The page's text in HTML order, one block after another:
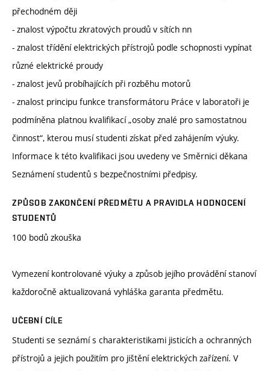
přechodném ději
- znalost výpočtu zkratových proudů v sítích nn
- znalost třídění elektrických přístrojů podle schopnosti vypínat
různé elektrické proudy
- znalost jevů probíhajících při rozběhu motorů
- znalost principu funkce transformátoru Práce v laboratoři je
podmíněna platnou kvalifikací „osoby znalé pro samostatnou
činnost“, kterou musí studenti získat před zahájením výuky.
Informace k této kvalifikaci jsou uvedeny ve Směrnici děkana
Seznámení studentů s bezpečnostními předpisy.
ZPŮSOB ZAKONČENÍ PŘEDMĚTU A PRAVIDLA HODNOCENÍ
STUDENTŮ
100 bodů zkouška
Vymezení kontrolované výuky a způsob jejího provádění stanoví
každoročně aktualizovaná vyhláška garanta předmětu.
UČEBNÍ CÍLE
Studenti se seznámí s charakteristikami jisticích a ochranných
přístrojů a jejich použitím pro jištění elektrických zařízení. V